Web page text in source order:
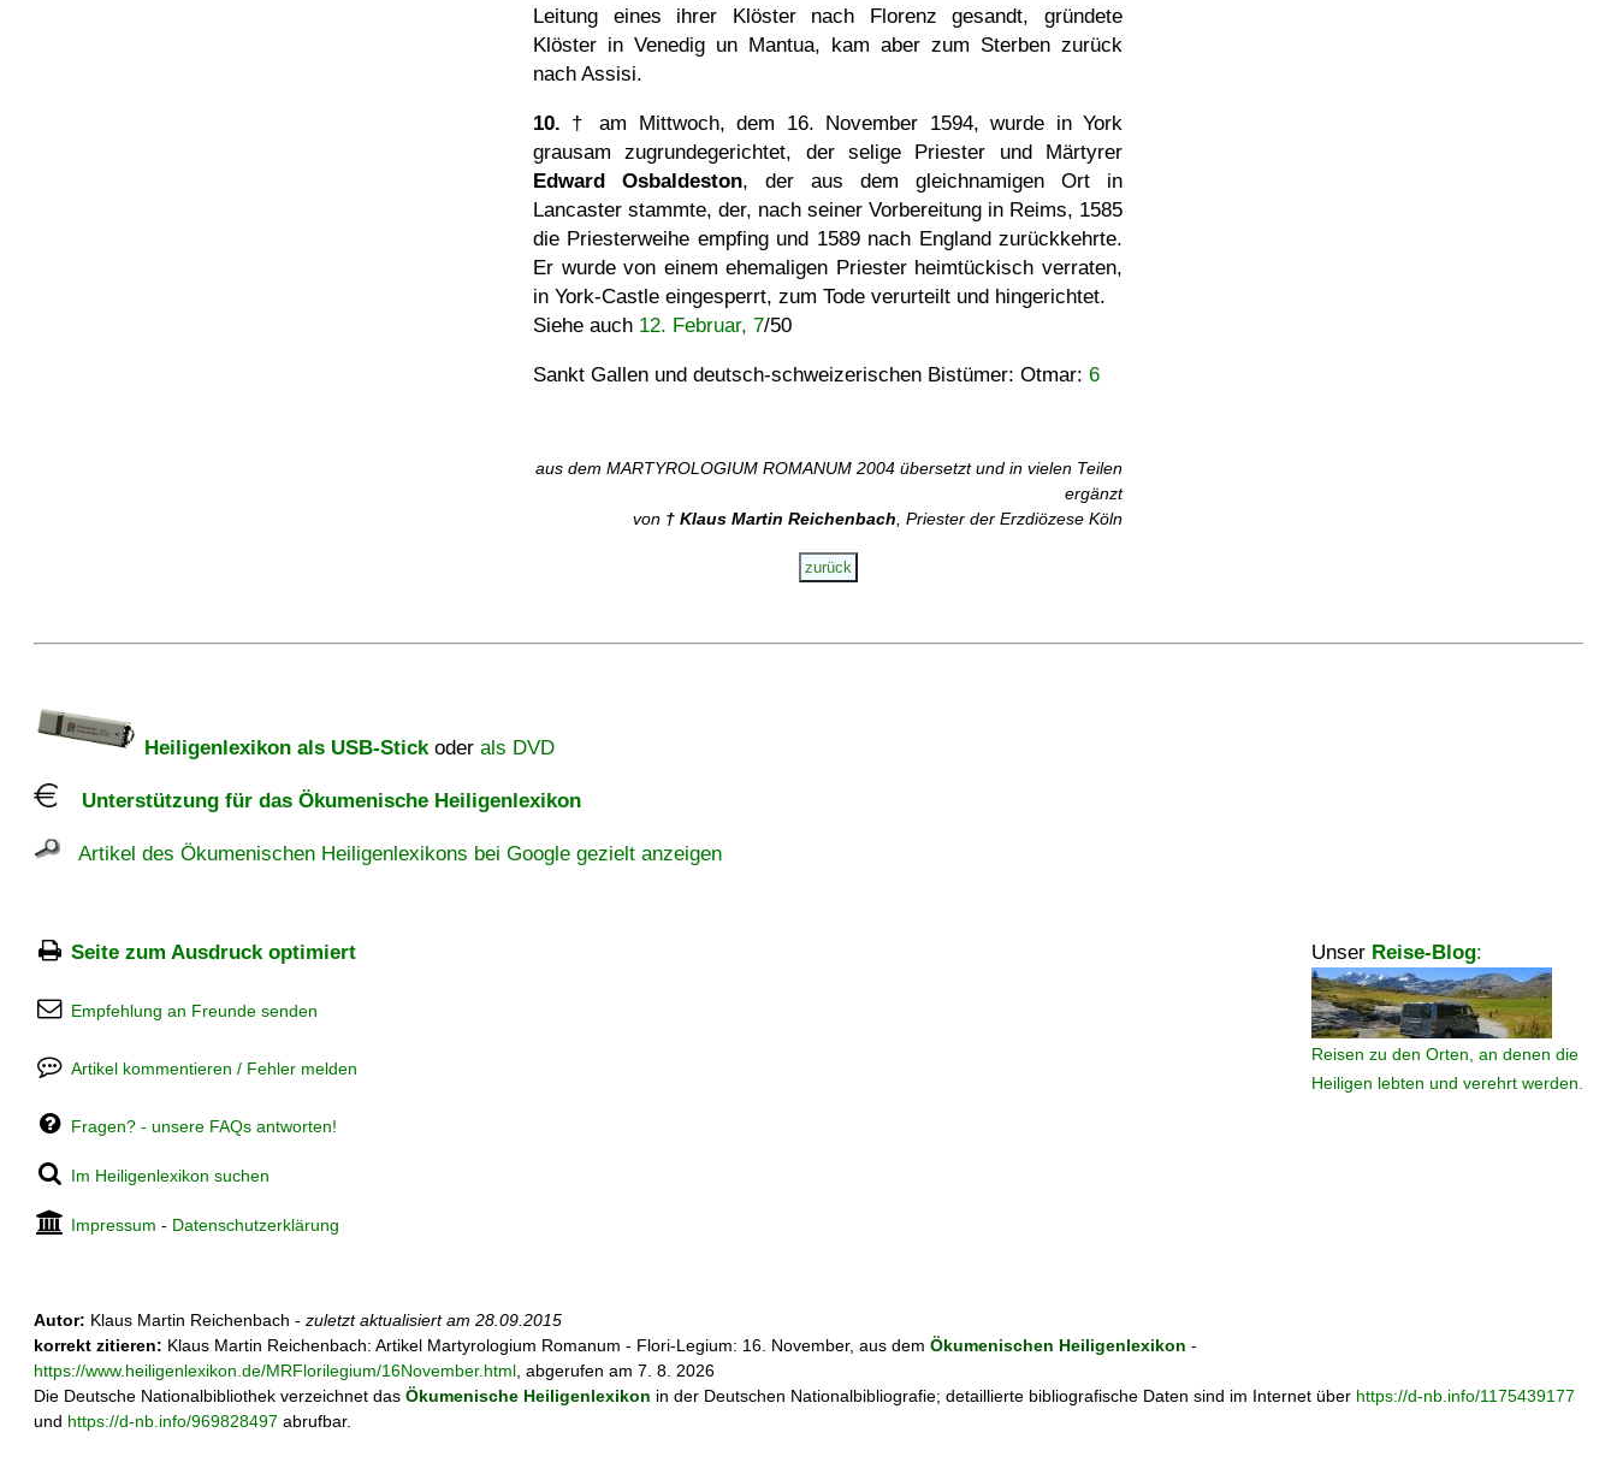
Leitung eines ihrer Klöster nach Florenz gesandt, gründete
Klöster in Venedig un Mantua, kam aber zum Sterben zurück
nach Assisi.
10. † am Mittwoch, dem 16. November 1594, wurde in York
grausam zugrundegerichtet, der selige Priester und Märtyrer
Edward Osbaldeston, der aus dem gleichnamigen Ort in
Lancaster stammte, der, nach seiner Vorbereitung in Reims, 1585
die Priesterweihe empfing und 1589 nach England zurückkehrte.
Er wurde von einem ehemaligen Priester heimtückisch verraten,
in York-Castle eingesperrt, zum Tode verurteilt und hingerichtet.
Siehe auch 12. Februar, 7/50
Sankt Gallen und deutsch-schweizerischen Bistümer: Otmar: 6
aus dem MARTYROLOGIUM ROMANUM 2004 übersetzt und in vielen Teilen
ergänzt
von † Klaus Martin Reichenbach, Priester der Erzdiözese Köln
Heiligenlexikon als USB-Stickoder als DVD
Unterstützung für das Ökumenische Heiligenlexikon
Artikel des Ökumenischen Heiligenlexikons bei Google gezielt anzeigen
Seite zum Ausdruck optimiert Unser Reise-Blog:
Reisen zu den Orten, an denen die
Heiligen lebten und verehrt werden.
Empfehlung an Freunde senden
Artikel kommentieren / Fehler melden
Fragen? - unsere FAQs antworten!
Im Heiligenlexikon suchen
Impressum - Datenschutzerklärung
Autor: Klaus Martin Reichenbach - zuletzt aktualisiert am 28.09.2015
korrekt zitieren: Klaus Martin Reichenbach: Artikel Martyrologium Romanum - Flori-Legium: 16. November, aus dem Ökumenischen Heiligenlexikon -
https://www.heiligenlexikon.de/MRFlorilegium/16November.html, abgerufen am 7. 8. 2026
Die Deutsche Nationalbibliothek verzeichnet das Ökumenische Heiligenlexikon in der Deutschen Nationalbibliografie; detaillierte bibliografische Daten sind im Internet über https://d-nb.info/1175439177
und https://d-nb.info/969828497 abrufbar.